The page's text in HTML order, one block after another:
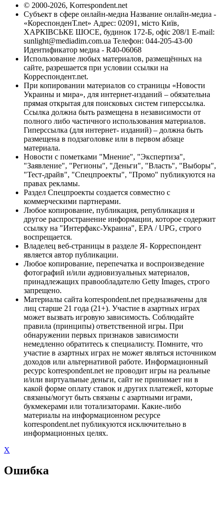
© 2000-2026, Korrespondent.net
Субъект в сфере онлайн-медиа Название онлайн-медиа -
«КореспонденТ.net» Адрес: 02091, місто Київ,
ХАРКІВСЬКЕ ШОСЕ, будинок 172-Б, офіс 208/1 E-mail:
sunlight@mediadim.com.ua Телефон: 044-205-43-00
Идентификатор медиа - R40-06068
Использование любых материалов, размещённых на
сайте, разрешается при условии ссылки на
Корреспондент.net.
При копировании материалов со страницы «Новости
Украины и мира», для интернет-изданий – обязательна
прямая открытая для поисковых систем гиперссылка.
Ссылка должна быть размещена в независимости от
полного либо частичного использования материалов.
Гиперссылка (для интернет- изданий) – должна быть
размещена в подзаголовке или в первом абзаце
материала.
Новости с пометками "Мнение", "Экспертиза",
"Заявление", "Регионы", "Деньги", "Власть", "Выборы",
"Тест-драйв", "Спецпроекты", "Промо" публикуются на
правах рекламы.
Раздел Спецпроекты создается совместно с
коммерческими партнерами.
Любое копирование, публикация, републикация и
другое распространение информации, которое содержит
ссылку на "Интерфакс-Украина", EPA / UPG, строго
воспрещается.
Владелец веб-страницы в разделе Я- Корреспондент
является автор публикации.
Любое копирование, перепечатка и воспроизведение
фотографий и/или аудиовизуальных материалов,
принадлежащих правообладателю Getty Images, строго
запрещено.
Материалы сайта korrespondent.net предназначены для
лиц старше 21 года (21+). Участие в азартных играх
может вызвать игровую зависимость. Соблюдайте
правила (принципы) ответственной игры. При
обнаружении первых признаков зависимости
немедленно обратитесь к специалисту. Помните, что
участие в азартных играх не может являться источником
доходов или альтернативой работе. Информационный
ресурс korrespondent.net не проводит игры на реальные
и/или виртуальные деньги, сайт не принимает ни в
какой форме оплату ставок и других платежей, которые
связаны/могут быть связаны с азартными играми,
букмекерами или тотализаторами. Какие-либо
материалы на информационном ресурсе
korrespondent.net публикуются исключительно в
информационных целях.
X
Ошибка